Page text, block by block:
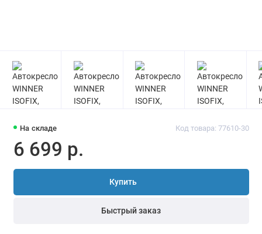
На складе Код товара: 77610-30
6 699 р.
Купить
Быстрый заказ